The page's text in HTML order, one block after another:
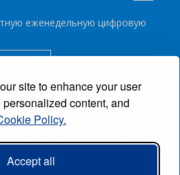
site to enhance your user
content, and
Policy.
Accept all
еженедельную цифровую
отписка
АВТОР:GRUPO EXCELENCIAS.